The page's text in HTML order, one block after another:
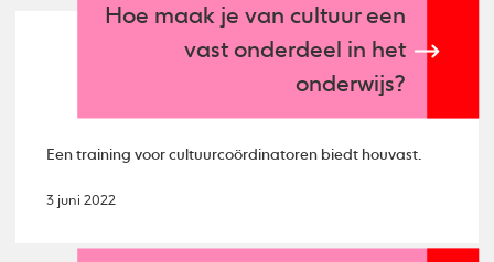
Hoe maak je van cultuur een
vast onderdeel in het
onderwijs?
Een training voor cultuurcoördinatoren biedt houvast.
3 juni 2022